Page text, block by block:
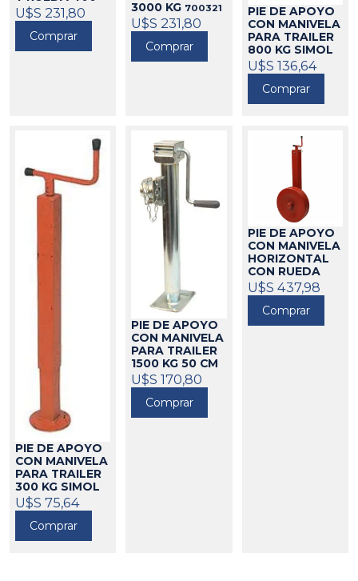
KG700310
U$S 231,80
Comprar
3000 KG 700321
U$S 231,80
Comprar
PIE DE APOYO
CON MANIVELA
PARA TRAILER
800 KG SIMOL
700098
U$S 136,64
Comprar
PIE DE APOYO
CON MANIVELA
PARA TRAILER
300 KG SIMOL
700095
U$S 75,64
Comprar
PIE DE APOYO
CON MANIVELA
PARA TRAILER
1500 KG 50 CM
SIMOL700099
U$S 170,80
Comprar
PIE DE APOYO
CON MANIVELA
HORIZONTAL
CON RUEDA
900KG700195
U$S 437,98
Comprar